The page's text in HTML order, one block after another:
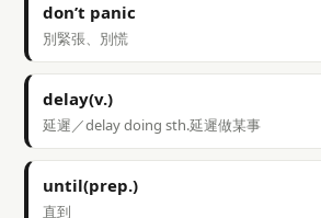
don’t panic
別緊張、別慌
delay(v.)
延遲／delay doing sth.延遲做某事
until(prep.)
直到